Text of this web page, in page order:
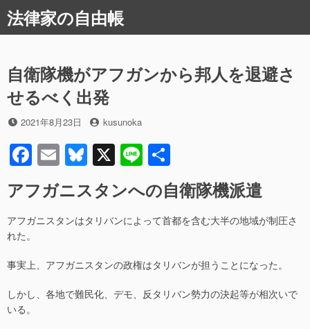
ン
テ
ス
法律家の自由帳
自衛隊機がアフガンから邦人を退避さ
せるべく出発
投
日
2021年8月23日
投
者
kusunoka
F
a
c
e
o
o
E
m
ail
Bl
u
e
sk
X Li
n
e
有
アフガニスタンへの自衛隊機派遣
アフガニスタンはタリバンによって首都を含む大半の地域が制圧さ
れた。
事実上、アフガニスタンの政権はタリバンが担うことになった。
しかし、各地で難民化、デモ、反タリバン勢力の決起等が相次いで
いる。